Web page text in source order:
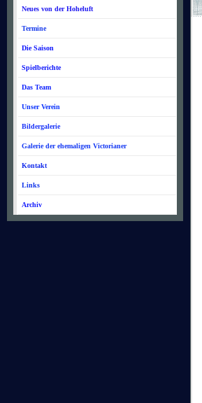
Neues von der Hoheluft
Termine
Die Saison
Spielberichte
Das Team
Unser Verein
Bildergalerie
Galerie der ehemaligen Victorianer
Kontakt
Links
Archiv